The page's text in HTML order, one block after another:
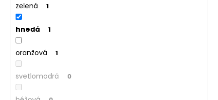
zelená 1
hnedá 1
oranžová 1
svetlomodrá 0